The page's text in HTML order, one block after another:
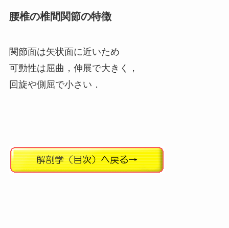
腰椎の椎間関節の特徴
関節面は矢状面に近いため
可動性は屈曲，伸展で大きく，
回旋や側屈で小さい．